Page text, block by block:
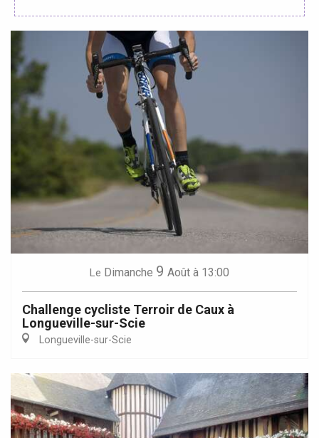
Le Dimanche 9 Août à 13:00
Challenge cycliste Terroir de Caux à
Longueville-sur-Scie
Longueville-sur-Scie